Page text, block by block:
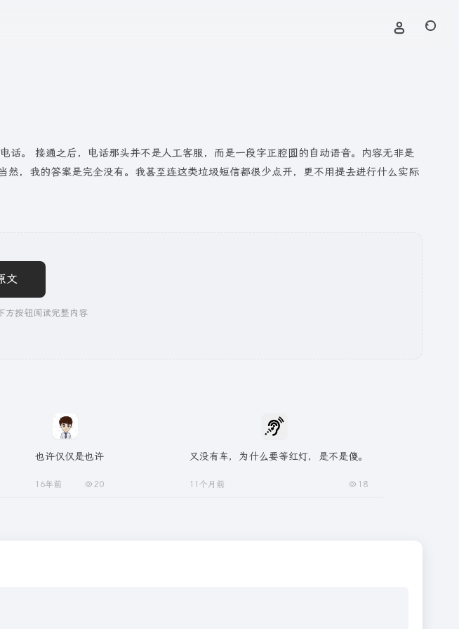
。 接通之后，电话那头并不是人工客服，而是一段字正腔圆的自动语音。内容无非是
，我的答案是完全没有。我甚至连这类垃圾短信都很少点开，更不用提去进行什么实际
文
方按钮阅读完整内容
也许仅仅是也许
16年前 20
又没有车，为什么要等红灯，是不是傻。
11个月前 18